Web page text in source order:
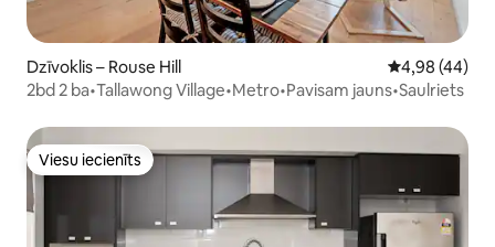
Dzīvoklis – Rouse Hill Vidējais
4,98 (44)
2bd 2 ba•Tallawong Village•Metro•Pavisam jauns•Saulriets
Viesu iecienīts
Viesu iecienīts